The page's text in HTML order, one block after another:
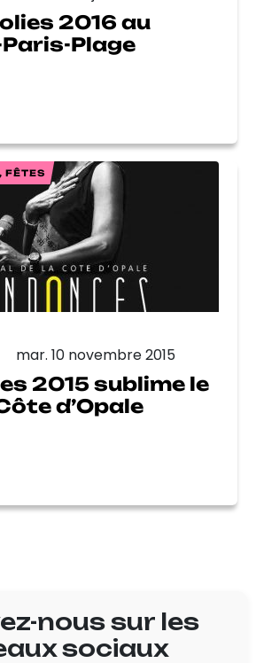
2016 au
Plage
FÊTES
mar. 10 novembre 2015
2015 sublime le
d’Opale
nous sur les
sociaux